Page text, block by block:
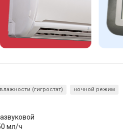
(гигростат)
ночной режим
мл/ч